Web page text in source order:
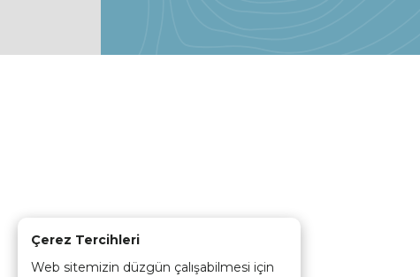
Çerez Tercihleri
Web sitemizin düzgün çalışabilmesi için